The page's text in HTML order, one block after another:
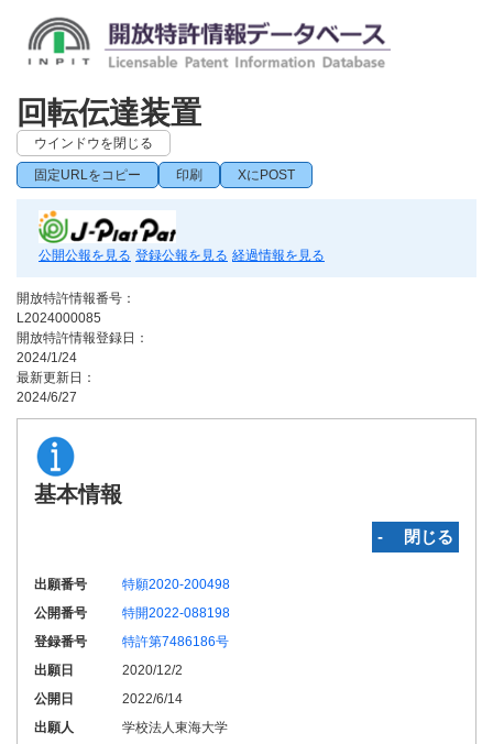
回転伝達装置
ウインドウを閉じる
固定URLをコピー 印刷 XにPOST
公開公報を見る 登録公報を見る 経過情報を見る
開放特許情報番号：
L2024000085
開放特許情報登録日：
2024/1/24
最新更新日：
2024/6/27
基本情報
‐ 閉じる
出願番号
特願2020-200498
公開番号
特開2022-088198
登録番号
特許第7486186号
出願日
2020/12/2
公開日
2022/6/14
出願人
学校法人東海大学